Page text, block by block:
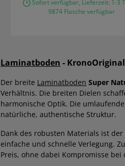
Sofort verfügbar, Lieferzeit: 1-3
9874 Flasche verfügbar
Laminatboden -
Der breite Laminatboden Super
Verhältnis. Die breiten Dielen
harmonische Optik. Die
natürliche, authentische Struktur.
Dank des robusten Materials ist
einfache und schnelle Verlegung.
Preis, ohne dabei Kompromisse